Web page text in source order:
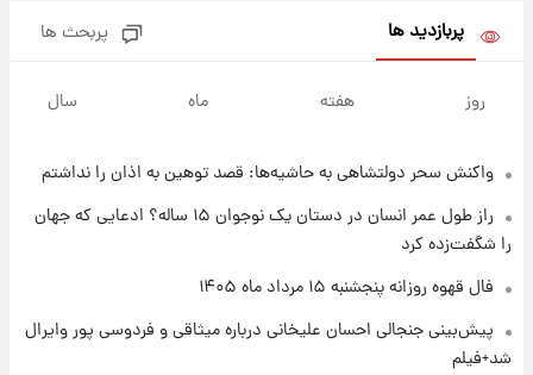
قیمت سکه و طلا فردا
۲۳ ساعت پیش
۱ روز پیش
پربازدید ها پربحث ها
روز هفته ماه سال
واکنش سحر دولتشاهی به حاشیه‌ها: قصد توهین به اذان را نداشتم
راز طول عمر انسان در دستان یک نوجوان ۱۵ ساله؟ ادعایی که جهان
را شگفت‌زده کرد
فال قهوه روزانه پنجشنبه ۱۵ مرداد ماه ۱۴۰۵
پیش‌بینی جنجالی احسان علیخانی درباره میثاقی و فردوسی پور وایرال
شد+فیلم